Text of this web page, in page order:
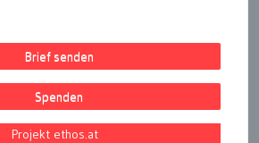
Brief senden
Spenden
Projekt ethos.at